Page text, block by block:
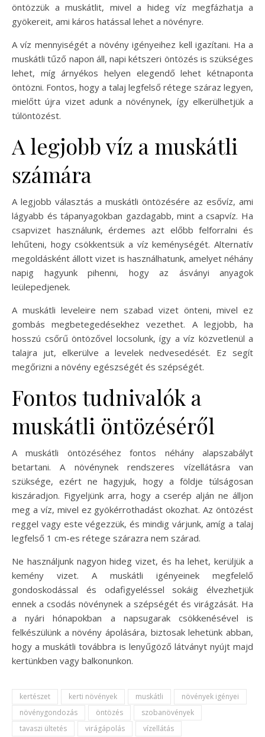
öntözzük a muskátlit, mivel a hideg víz megfázhatja a
gyökereit, ami káros hatással lehet a növényre.
A víz mennyiségét a növény igényeihez kell igazítani. Ha a
muskátli tűző napon áll, napi kétszeri öntözés is szükséges
lehet, míg árnyékos helyen elegendő lehet kétnaponta
öntözni. Fontos, hogy a talaj legfelső rétege száraz legyen,
mielőtt újra vizet adunk a növénynek, így elkerülhetjük a
túlöntözést.
A legjobb víz a muskátli
számára
A legjobb választás a muskátli öntözésére az esővíz, ami
lágyabb és tápanyagokban gazdagabb, mint a csapvíz. Ha
csapvizet használunk, érdemes azt előbb felforralni és
lehűteni, hogy csökkentsük a víz keménységét. Alternatív
megoldásként állott vizet is használhatunk, amelyet néhány
napig hagyunk pihenni, hogy az ásványi anyagok
leülepedjenek.
A muskátli leveleire nem szabad vizet önteni, mivel ez
gombás megbetegedésekhez vezethet. A legjobb, ha
hosszú csőrű öntözővel locsolunk, így a víz közvetlenül a
talajra jut, elkerülve a levelek nedvesedését. Ez segít
megőrizni a növény egészségét és szépségét.
Fontos tudnivalók a
muskátli öntözéséről
A muskátli öntözéséhez fontos néhány alapszabályt
betartani. A növénynek rendszeres vízellátásra van
szüksége, ezért ne hagyjuk, hogy a földje túlságosan
kiszáradjon. Figyeljünk arra, hogy a cserép alján ne álljon
meg a víz, mivel ez gyökérrothadást okozhat. Az öntözést
reggel vagy este végezzük, és mindig várjunk, amíg a talaj
legfelső 1 cm-es rétege szárazra nem szárad.
Ne használjunk nagyon hideg vizet, és ha lehet, kerüljük a
kemény vizet. A muskátli igényeinek megfelelő
gondoskodással és odafigyeléssel sokáig élvezhetjük
ennek a csodás növénynek a szépségét és virágzását. Ha
a nyári hónapokban a napsugarak csökkenésével is
felkészülünk a növény ápolására, biztosak lehetünk abban,
hogy a muskátli továbbra is lenyűgöző látványt nyújt majd
kertünkben vagy balkonunkon.
kertészet kerti növények muskátli
növények igényei
növénygondozás
öntözés
szobanövények
tavaszi ültetés
virágápolás vízellátás